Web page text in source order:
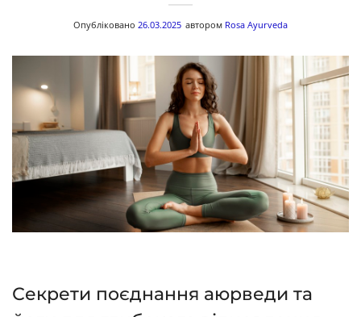
Опубліковано 26.03.2025 автором Rosa Ayurveda
Секрети поєднання аюрведи та